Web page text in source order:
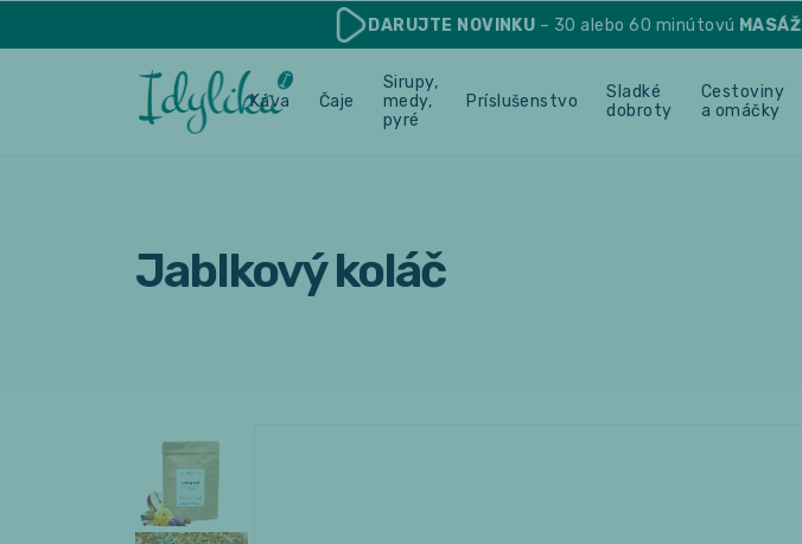
DARUJTE NOVINKU – 30 alebo 60 minútovú MASÁŽ
Káva Čaje
Sirupy,
medy,
pyré
Príslušenstvo
Sladké
dobroty
Cestoviny
a omáčky
Jablkový koláč